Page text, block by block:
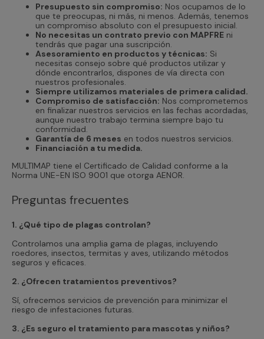
Presupuesto sin compromiso: Nos ocupamos de lo
que te preocupas, ni más, ni menos. Además, tenemos
un compromiso absoluto con el presupuesto inicial.
No necesitas un contrato previo con MAPFRE ni
tendrás que pagar una suscripción.
Asesoramiento en productos y técnicas: Si
necesitas consejo sobre qué productos utilizar y
dónde encontrarlos, dispones de vía directa con
nuestros profesionales.
Siempre utilizamos materiales de primera calidad.
Compromiso de satisfacción: Nos comprometemos
en finalizar nuestros servicios en las fechas acordadas,
aunque nuestro trabajo termina siempre bajo tu
conformidad.
Garantía de 6 meses en todos nuestros servicios.
Financiación a tu medida.
MULTIMAP tiene el Certificado de Calidad conforme a la
Norma UNE-EN ISO 9001 que otorga AENOR.
Preguntas frecuentes
1. ¿Qué tipo de plagas controlan?
Controlamos una amplia gama de plagas, incluyendo
roedores, insectos, termitas y aves, utilizando métodos
seguros y eficaces.
2. ¿Ofrecen tratamientos preventivos?
Sí, ofrecemos servicios de prevención para minimizar el
riesgo de infestaciones futuras.
3. ¿Es seguro el tratamiento para mascotas y niños?